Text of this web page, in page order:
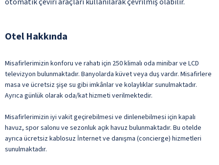
Otel Hakkında
Misafirlerimizin konforu ve rahatı için 250 klimalı oda minibar ve LCD
televizyon bulunmaktadır. Banyolarda küvet veya duş vardır. Misafirlere
masa ve ücretsiz şişe su gibi imkânlar ve kolaylıklar sunulmaktadır.
Ayrıca günlük olarak oda/kat hizmeti verilmektedir.
Misafirlerimizin iyi vakit geçirebilmesi ve dinlenebilmesi için kapalı
havuz, spor salonu ve sezonluk açık havuz bulunmaktadır. Bu otelde
ayrıca ücretsiz kablosuz İnternet ve danışma (concierge) hizmetleri
sunulmaktadır.